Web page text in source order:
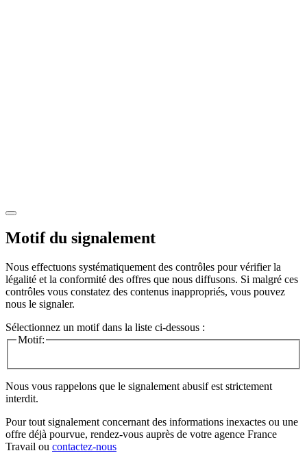
Motif du signalement
Nous effectuons systématiquement des contrôles pour vérifier la
légalité et la conformité des offres que nous diffusons. Si malgré ces
contrôles vous constatez des contenus inappropriés, vous pouvez
nous le signaler.
Sélectionnez un motif dans la liste ci-dessous :
Motif:
Nous vous rappelons que le signalement abusif est strictement
interdit.
Pour tout signalement concernant des informations inexactes ou une
offre déjà pourvue, rendez-vous auprès de votre agence France
Travail ou contactez-nous